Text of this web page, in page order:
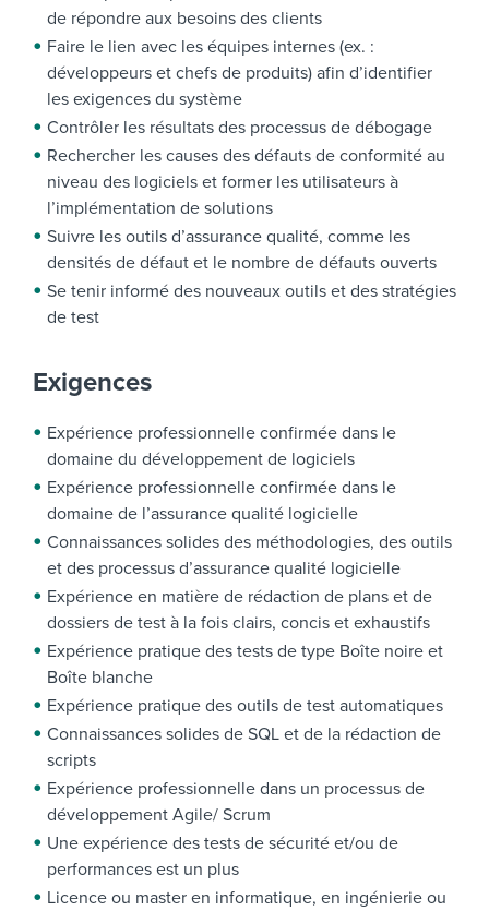
de répondre aux besoins des clients
Faire le lien avec les équipes internes (ex. :
développeurs et chefs de produits) afin d’identifier
les exigences du système
Contrôler les résultats des processus de débogage
Rechercher les causes des défauts de conformité au
niveau des logiciels et former les utilisateurs à
l’implémentation de solutions
Suivre les outils d’assurance qualité, comme les
densités de défaut et le nombre de défauts ouverts
Se tenir informé des nouveaux outils et des stratégies
de test
Exigences
Expérience professionnelle confirmée dans le
domaine du développement de logiciels
Expérience professionnelle confirmée dans le
domaine de l’assurance qualité logicielle
Connaissances solides des méthodologies, des outils
et des processus d’assurance qualité logicielle
Expérience en matière de rédaction de plans et de
dossiers de test à la fois clairs, concis et exhaustifs
Expérience pratique des tests de type Boîte noire et
Boîte blanche
Expérience pratique des outils de test automatiques
Connaissances solides de SQL et de la rédaction de
scripts
Expérience professionnelle dans un processus de
développement Agile/ Scrum
Une expérience des tests de sécurité et/ou de
performances est un plus
Licence ou master en informatique, en ingénierie ou